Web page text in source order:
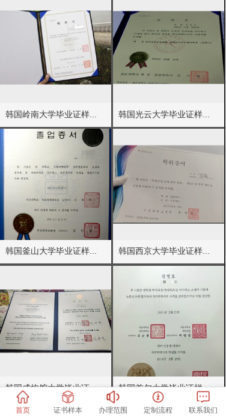
韩国岭南大学毕业证样... 韩国光云大学毕业证样...
韩国釜山大学毕业证样... 韩国西京大学毕业证样...
韩国成均馆大学毕业证... 韩国首尔大学毕业证样...
首页 证书样本 办理范围 定制流程 联系我们